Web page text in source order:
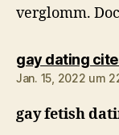
verglomm.
gay dating
Jan. 15, 2022 um
gay fetish